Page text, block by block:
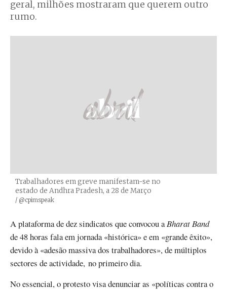
geral, milhões mostraram que querem outro
rumo.
Trabalhadores em greve manifestam-se no
estado de Andhra Pradesh, a 28 de Março
Créditos
/ @cpimspeak
A plataforma de dez sindicatos que convocou aBharat Band
de 48 horas fala em jornada «histórica» e em «grande êxito»,
devido à «adesão massiva dos trabalhadores», de múltiplos
sectores de actividade, no primeiro dia.
No essencial, o protesto visa denunciar as «políticas contra o